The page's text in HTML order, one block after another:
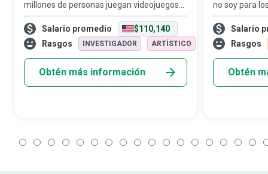
millones de personas juegan videojuegos
fascinantes de manera regular. Deben su
inmersión en una realidad alternativa como
escape de la rutina y las dificultade
Salario promedio
$110,140
Rasgos
INVESTIGADOR ARTÍSTICO
Obtén más información
no soy para
es ahora,
que viven los
esfuerzan por
Salario
Rasgos
Obtén